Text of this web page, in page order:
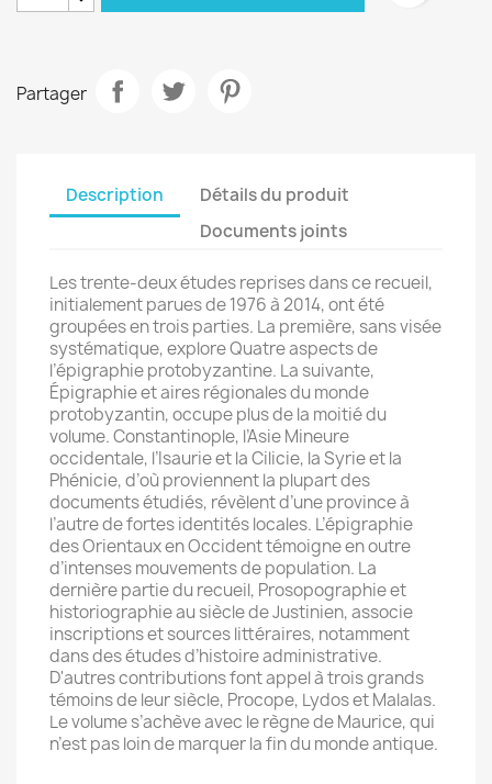
Partager
Description
Détails du produit
Documents joints
Les trente-deux études reprises dans ce recueil,
initialement parues de 1976 à 2014, ont été
groupées en trois parties. La première, sans visée
systématique, explore Quatre aspects de
l’épigraphie protobyzantine. La suivante,
Épigraphie et aires régionales du monde
protobyzantin, occupe plus de la moitié du
volume. Constantinople, l’Asie Mineure
occidentale, l’Isaurie et la Cilicie, la Syrie et la
Phénicie, d’où proviennent la plupart des
documents étudiés, révèlent d’une province à
l’autre de fortes identités locales. L’épigraphie
des Orientaux en Occident témoigne en outre
d’intenses mouvements de population. La
dernière partie du recueil, Prosopographie et
historiographie au siècle de Justinien, associe
inscriptions et sources littéraires, notamment
dans des études d’histoire administrative.
D'autres contributions font appel à trois grands
témoins de leur siècle, Procope, Lydos et Malalas.
Le volume s’achève avec le règne de Maurice, qui
n’est pas loin de marquer la fin du monde antique.
Créer une liste d'envies ×